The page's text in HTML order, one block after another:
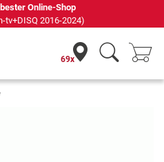
Online-Shop
tv+DISQ 2016-2024)
69x